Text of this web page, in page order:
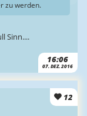
16:06
07. DEZ. 2016
zu werden.
Sinn....
12